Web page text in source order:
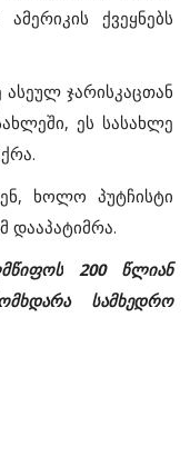
ამერიკის
ქვეყნებს
ასეულ ჯარისკაცთან
, ეს სასახლე
.
, ხოლო პუტჩისტი
დააპატიმრა.
200 წლიან
სამხედრო